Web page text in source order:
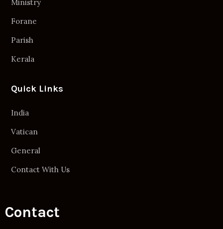
Ministry
Forane
Parish
Kerala
Quick Links
India
Vatican
General
Contact With Us
Contact